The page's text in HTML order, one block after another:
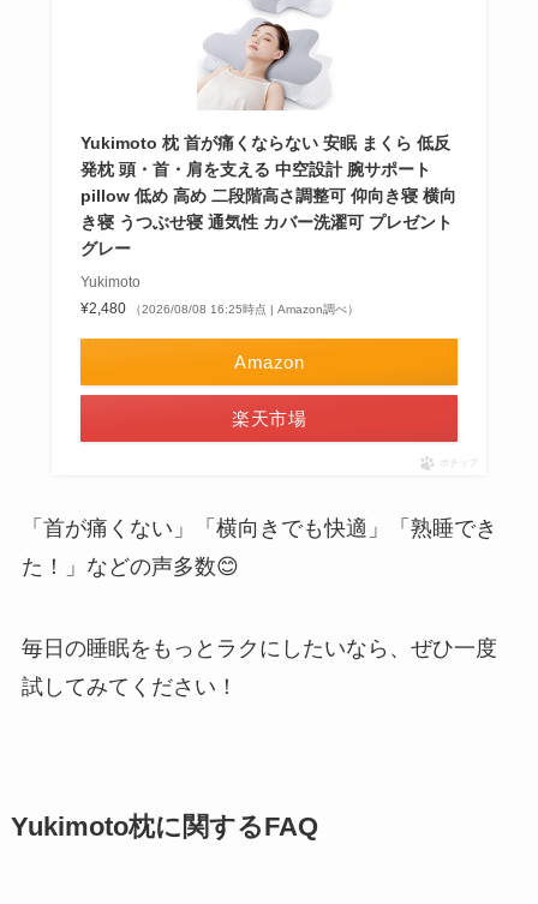
Yukimoto 枕 首が痛くならない 安眠 まくら 低反
発枕 頭・首・肩を支える 中空設計 腕サポート
pillow 低め 高め 二段階高さ調整可 仰向き寝 横向
き寝 うつぶせ寝 通気性 カバー洗濯可 プレゼント
グレー
Yukimoto
¥2,480
（2026/08/08 16:25時点 | Amazon調べ）
Amazon
楽天市場
ポチップ
「首が痛くない」「横向きでも快適」「熟睡でき
た！」などの声多数😊
毎日の睡眠をもっとラクにしたいなら、ぜひ一度
試してみてください！
Yukimoto枕に関するFAQ